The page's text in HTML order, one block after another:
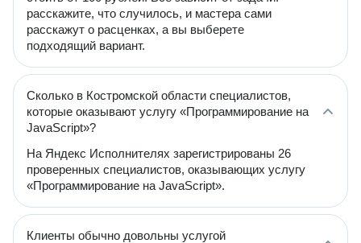
расскажите, что случилось, и мастера сами
расскажут о расценках, а вы выберете
подходящий вариант.
Сколько в Костромской области специалистов,
которые оказывают услугу «Программирование на
JavaScript»?
На Яндекс Исполнителях зарегистрированы 26
проверенных специалистов, оказывающих услугу
«Программирование на JavaScript».
Клиенты обычно довольны услугой